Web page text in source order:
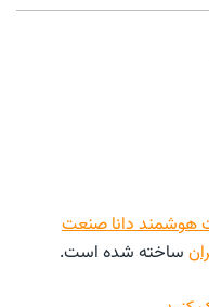
هوشمند دانا صنعت
ساخته شده است.